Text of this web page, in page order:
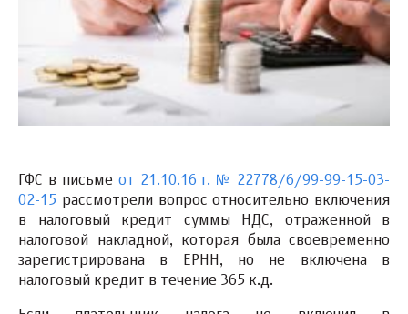
ГФС в письме от 21.10.16 г. № 22778/6/99-99-15-03-
02-15 рассмотрели вопрос относительно включения
в налоговый кредит суммы НДС, отраженной в
налоговой накладной, которая была своевременно
зарегистрирована в ЕРНН, но не включена в
налоговый кредит в течение 365 к.д.